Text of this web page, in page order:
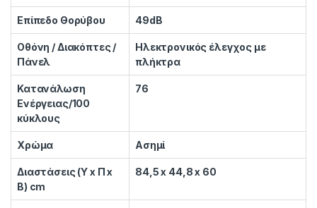
Επίπεδο Θορύβου 49dB
Οθόνη / Διακόπτες /
Πάνελ
Ηλεκτρονικός έλεγχος με
πλήκτρα
Κατανάλωση
Ενέργειας/100
κύκλους
76
Χρώμα Ασημί
Διαστάσεις (Υ x Π x
Β) cm
84,5 x 44,8 x 60